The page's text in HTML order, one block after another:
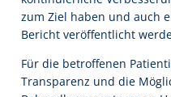
zum Ziel haben und auch
Bericht veröffentlicht
Für die betroffenen
Transparenz und die